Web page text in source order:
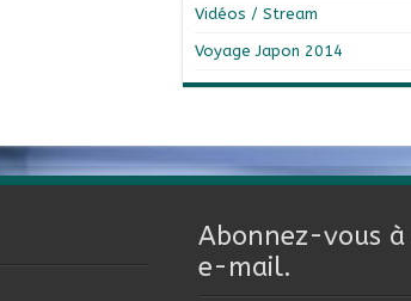
Vidéos / Stream
Voyage Japon 2014
Abonnez-vous
e-mail.